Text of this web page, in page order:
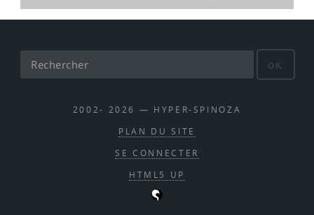
OK
2002- 2026 — HYPER-SPINOZA
PLAN DU SITE
SE CONNECTER
HTML5 UP